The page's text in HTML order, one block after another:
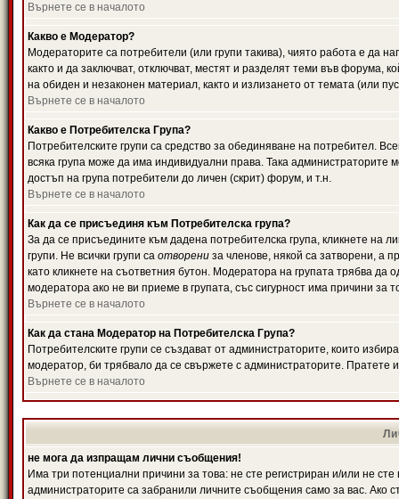
Върнете се в началото
Какво е Модератор?
Модераторите са потребители (или групи такива), чиято работа е да
както и да заключват, отключват, местят и разделят теми във форума,
на обиден и незаконен материал, както и излизането от темата (или
Върнете се в началото
Какво е Потребителска Група?
Потребителските групи са средство за обединяване на потребител.
всяка група може да има индивидуални права. Така
достъп на група потребители до личен (скрит) форум, и т.н.
Върнете се в началото
Как да се присъединя към Потребителска група?
За да се присъедините към дадена потребителска група, кликнете на
групи. Не всички групи са отворени за членове, някой са затворени, а
като кликнете на съответния бутон. Модератора на групата трябва
модератора ако не ви приеме в групата, със сигурност има причини за
Върнете се в началото
Как да стана Модератор на Потребителска Група?
Потребителските групи се създават от администраторите, които
модератор, би трябвало да се свържете с администраторите.
Върнете се в началото
не мога да изпращам лични съобщения!
Има три потенциални причини за това: не сте регистриран и/или не
администраторите са забранили личните съобщения само за вас. Ако